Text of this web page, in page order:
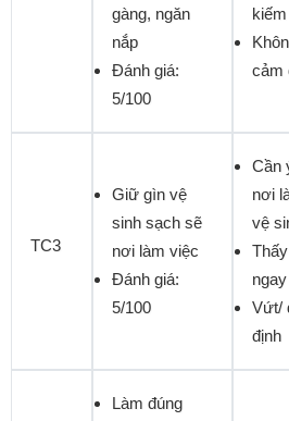
gàng, ngăn
nắp
Đánh giá:
5/100
kiếm
cảm
TC3
Giữ gìn vệ
sinh sạch sẽ
nơi làm việc
Đánh giá:
5/100
Cần
nơi
vệ
ngay
Vứt/
định
Làm đúng